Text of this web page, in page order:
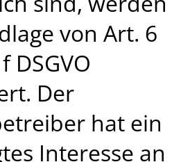
von Art. 6
DSGVO
Der
hat ein
Interesse an